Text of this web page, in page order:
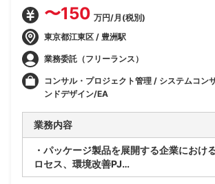
〜150 万円/月(税別)
東京都江東区 / 豊洲駅
業務委託（フリーランス）
コンサル・プロジェクト管理 / システムコン
ンドデザイン/EA
業務内容
・パッケージ製品を展開する企業におけ
ロセス、環境改善PJ
・製品の生い立ちやカスタマイズの違い